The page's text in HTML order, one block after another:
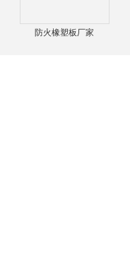
防火橡塑板厂家